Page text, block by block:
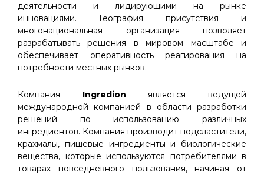
деятельности и лидирующими на рынке
инновациями. География присутствия и
многонациональная организация позволяет
разрабатывать решения в мировом масштабе и
обеспечивает оперативность реагирования на
потребности местных рынков.
Компания Ingredion является ведущей
международной компанией в области разработки
решений по использованию различных
ингредиентов. Компания производит подсластители,
крахмалы, пищевые ингредиенты и биологические
вещества, которые используются потребителями в
товарах повседневного пользования, начиная от